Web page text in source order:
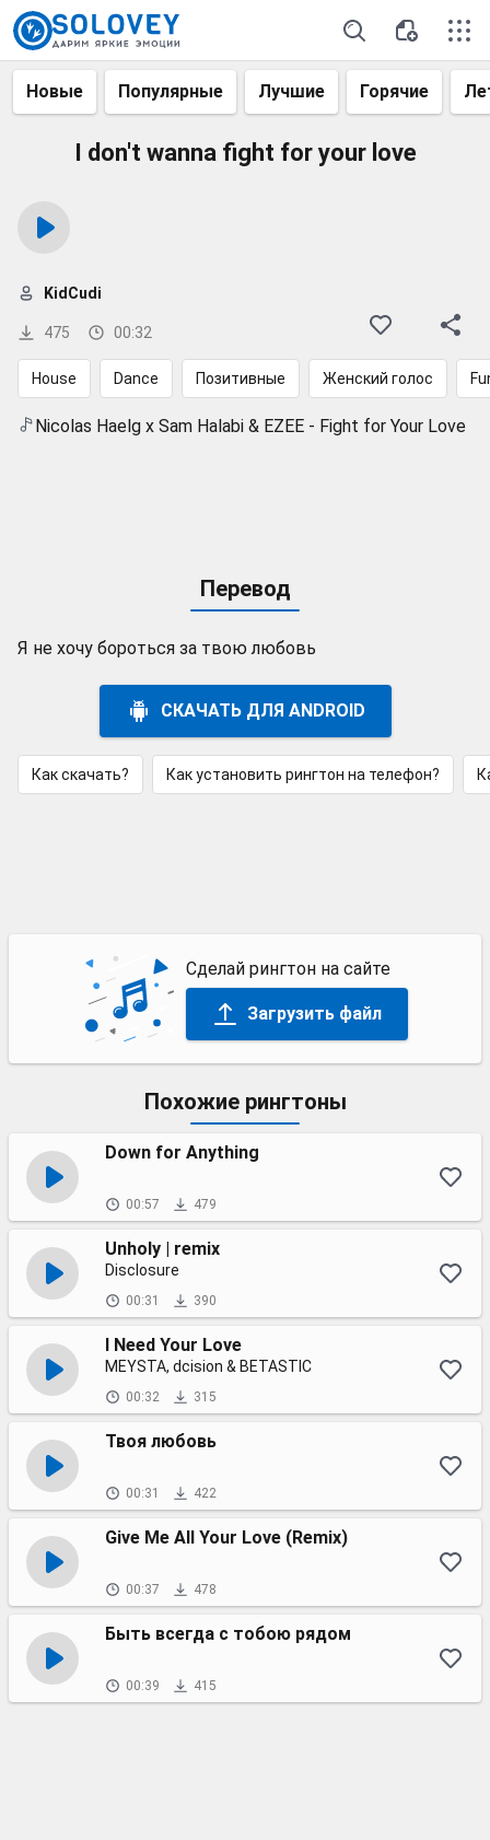
Новые Популярные Лучшие Горячие
I don't wanna fight for your love
475 00:32
KidCudi
House Dance Позитивные Женский голос
Nicolas Haelg x Sam Halabi & EZEE - Fight for Your Love
Перевод
Я не хочу бороться за твою любовь
СКАЧАТЬ ДЛЯ ANDROID
Как скачать? Как установить рингтон на телефон?
Сделай рингтон на сайте
Загрузить файл
Похожие рингтоны
Down for Anything
00:57 479
Unholy | remix
Disclosure
00:31 390
I Need Your Love
MEYSTA, dcision & BETASTIC
00:32 315
Твоя любовь
00:31 422
Give Me All Your Love (Remix)
00:37 478
Быть всегда с тобою рядом
00:39 415